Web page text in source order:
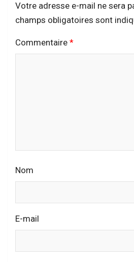
Votre adresse e-mail ne sera
champs obligatoires sont
Commentaire *
Nom
E-mail